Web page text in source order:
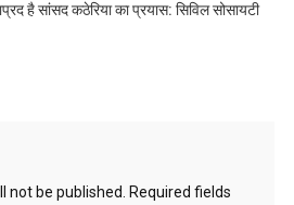
है सांसद कठेरिया का प्रयास: सिविल सोसायटी
not be published.
Required fields